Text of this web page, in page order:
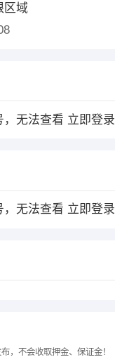
区域
，无法查看 立即登录
，无法查看 立即登录
，不会收取押金、保证金！